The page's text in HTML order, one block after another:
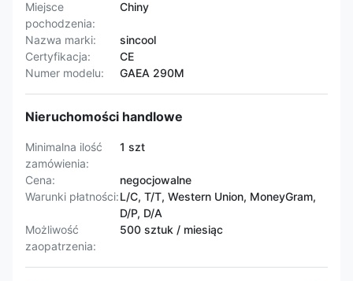
Miejsce
pochodzenia:
Chiny
Nazwa marki:
sincool
Certyfikacja:
CE
Numer modelu:
GAEA 290M
Nieruchomości handlowe
Minimalna ilość
zamówienia:
1 szt
Cena:
negocjowalne
Warunki płatności:L/C, T/T, Western Union, MoneyGram,
D/P, D/A
Możliwość
zaopatrzenia:
500 sztuk / miesiąc